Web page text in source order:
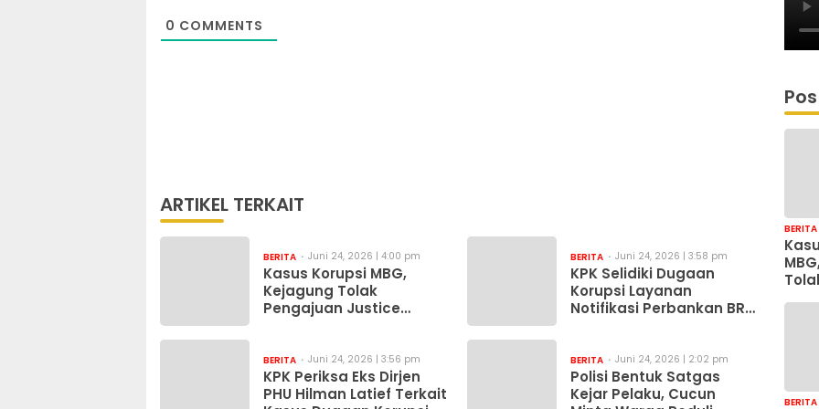
0 COMMENTS
ARTIKEL TERKAIT
BERITA Juni 24, 2026 | 4:00 pm
Kasus Korupsi MBG,
Kejagung Tolak
Pengajuan Justice
BERITA Juni 24, 2026 | 3:58 pm
KPK Selidiki Dugaan
Korupsi Layanan
Notifikasi Perbankan BRI
BERITA Juni 24, 2026 | 3:56 pm
KPK Periksa Eks Dirjen
PHU Hilman Latief Terkait
BERITA Juni 24, 2026 | 2:02 pm
Polisi Bentuk Satgas
Kejar Pelaku, Cucun
BERITA
BERITA